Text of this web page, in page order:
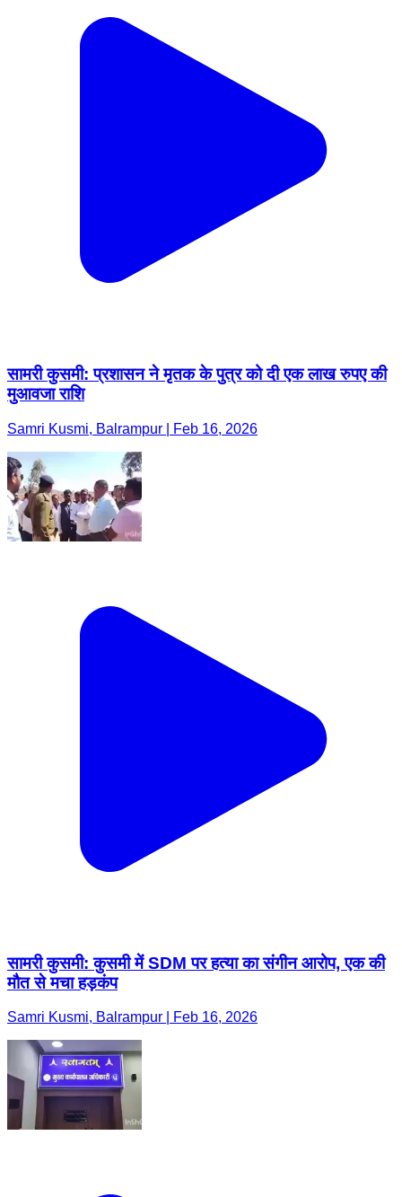
सामरी कुसमी: प्रशासन ने मृतक के पुत्र को दी एक लाख रुपए की
मुआवजा राशि
Samri Kusmi, Balrampur | Feb 16, 2026
सामरी कुसमी: कुसमी में SDM पर हत्या का संगीन आरोप, एक की
मौत से मचा हड़कंप
Samri Kusmi, Balrampur | Feb 16, 2026